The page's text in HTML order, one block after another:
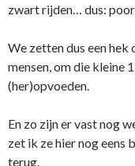
zwart rijden… dus:
We zetten dus een
mensen, om die kleine
(her)opvoeden.
En zo zijn er vast nog
zet ik ze hier nog eens
terug.